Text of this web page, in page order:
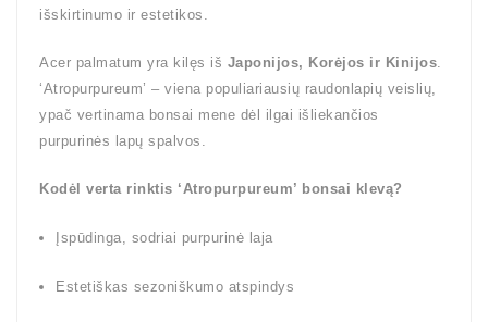
išskirtinumo ir estetikos.
Acer palmatum yra kilęs iš Japonijos, Korėjos ir Kinijos.
‘Atropurpureum’ – viena populiariausių raudonlapių veislių,
ypač vertinama bonsai mene dėl ilgai išliekančios
purpurinės lapų spalvos.
Kodėl verta rinktis ‘Atropurpureum’ bonsai klevą?
Įspūdinga, sodriai purpurinė laja
Estetiškas sezoniškumo atspindys